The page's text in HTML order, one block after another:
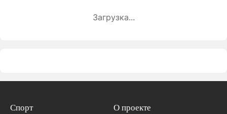
Загрузка...
Спорт
О проекте